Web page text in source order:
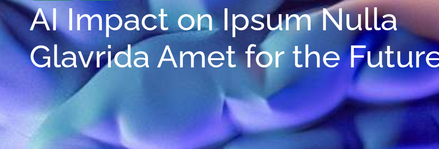
AI Impact on Ipsum Nulla
Glavrida Amet for the